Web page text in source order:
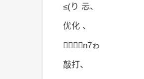
≤(り 忈、
优化 、
㈦n7ゎ
敲打、